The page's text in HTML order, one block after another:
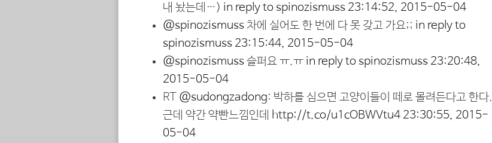
내 놨는데…) in reply to spinozismuss 23:14:52, 2015-05-04
@spinozismuss차에 실어도 한 번에 다 못 갖고 가요;; in reply to
spinozismuss 23:15:44, 2015-05-04
@spinozismuss슬퍼요 ㅠ.ㅠ in reply to spinozismuss 23:20:48,
2015-05-04
RT @sudongzadong: 박하를 심으면 고양이들이 떼로 몰려든다고 한다.
근데 약간 약빤느낌인데 http://t.co/u1cOBWVtu4 23:30:55, 2015-
05-04